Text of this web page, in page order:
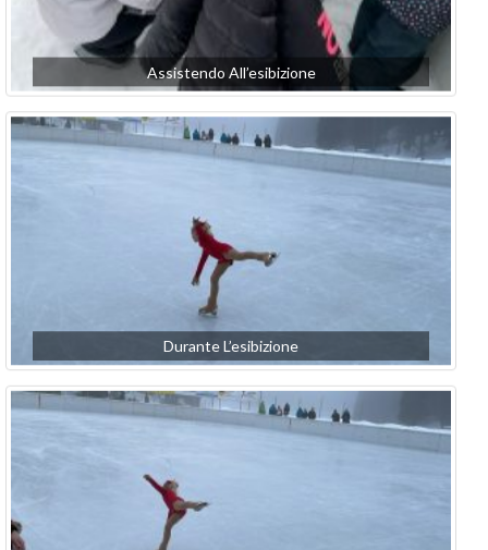
Assistendo All’esibizione
Durante L’esibizione